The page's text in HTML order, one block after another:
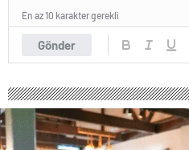
Gönder
En az 10 karakter gerekli